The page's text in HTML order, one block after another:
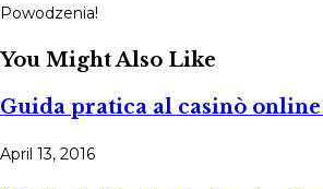
Powodzenia!
You Might Also Like
Guida pratica al casinò
April 13, 2016